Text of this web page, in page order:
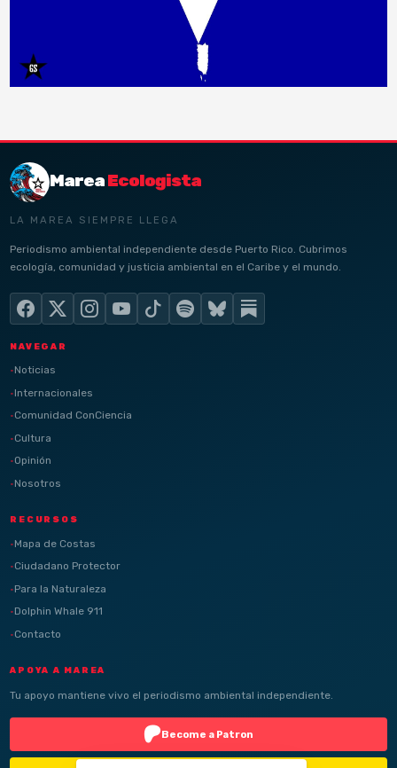
MareaEcologista
LA MAREA SIEMPRE LLEGA
Periodismo ambiental independiente desde Puerto Rico. Cubrimos
ecología, comunidad y justicia ambiental en el Caribe y el mundo.
NAVEGAR
Noticias
Internacionales
Comunidad ConCiencia
Cultura
Opinión
Nosotros
RECURSOS
Mapa de Costas
Ciudadano Protector
Para la Naturaleza
Dolphin Whale 911
Contacto
APOYA A MAREA
Tu apoyo mantiene vivo el periodismo ambiental independiente.
Become a Patron